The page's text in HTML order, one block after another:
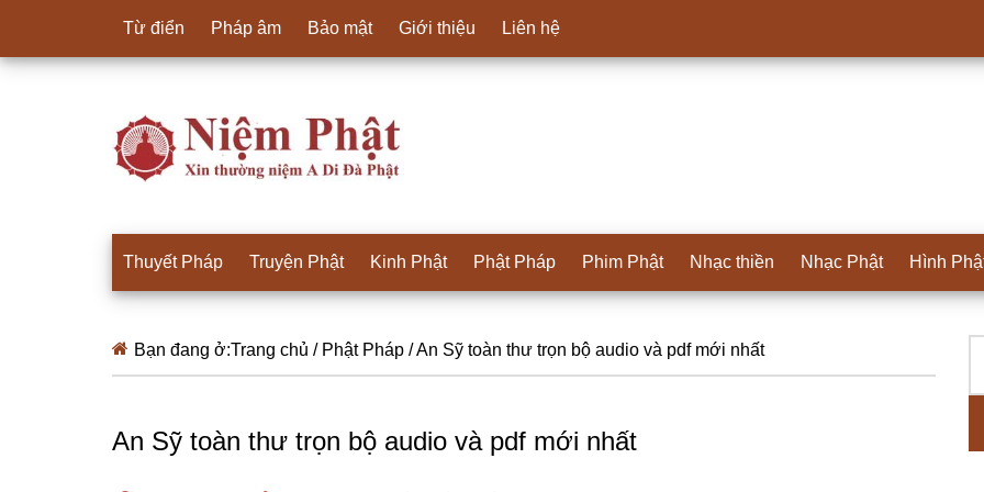
Từ điển Pháp âm Bảo mật Giới thiệu Liên hệ
Thuyết Pháp Truyện Phật Kinh Phật Phật Pháp Phim Phật Nhạc thiền Nhạc Phật Hình
Bạn đang ở:Trang chủ / Phật Pháp /An Sỹ toàn thư trọn bộ audio và pdf mới nhất
An Sỹ toàn thư trọn bộ audio và pdf mới nhất